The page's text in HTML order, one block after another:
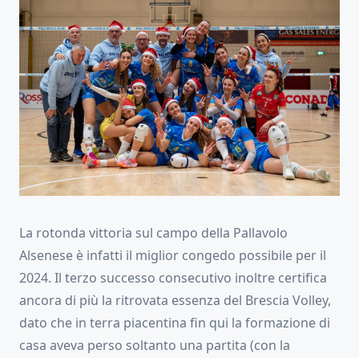
La rotonda vittoria sul campo della Pallavolo
Alsenese è infatti il miglior congedo possibile per il
2024. Il terzo successo consecutivo inoltre certifica
ancora di più la ritrovata essenza del Brescia Volley,
dato che in terra piacentina fin qui la formazione di
casa aveva perso soltanto una partita (con la